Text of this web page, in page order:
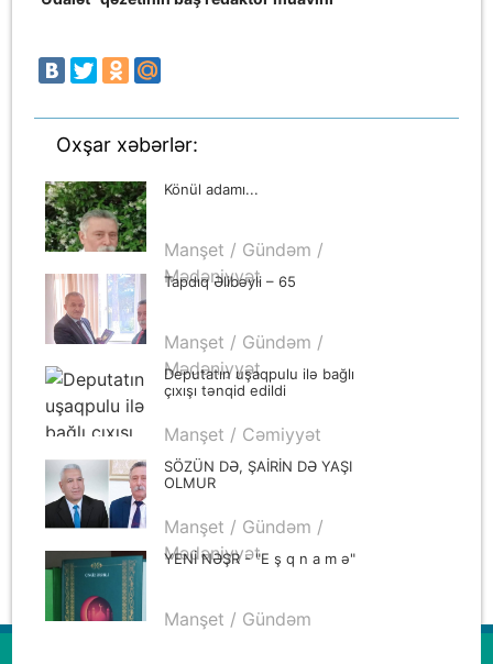
Oxşar xəbərlər:
Könül adamı...
Manşet / Gündəm /
Mədəniyyət
Tapdıq Əlibəyli – 65
Manşet / Gündəm /
Mədəniyyət
Deputatın uşaqpulu ilə bağlı
çıxışı tənqid edildi
Manşet / Cəmiyyət
SÖZÜN DƏ, ŞAİRİN DƏ YAŞI
OLMUR
Manşet / Gündəm /
Mədəniyyət
YENİ NƏŞR - "E ş q n a m ə"
Manşet / Gündəm